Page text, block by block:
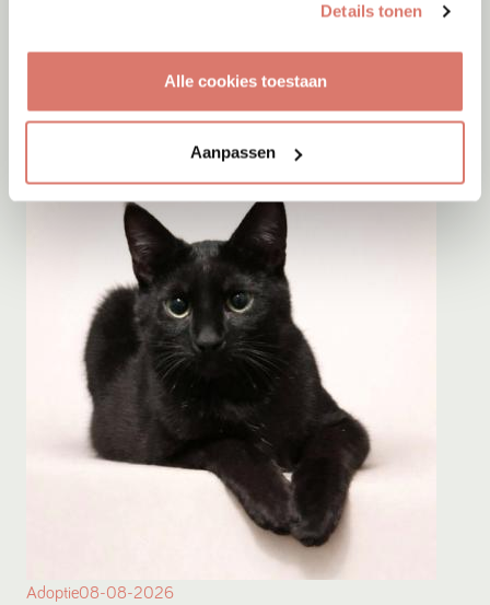
Details tonen
Alle cookies toestaan
Aanpassen
Amsterdam
Adoptie08-08-2026